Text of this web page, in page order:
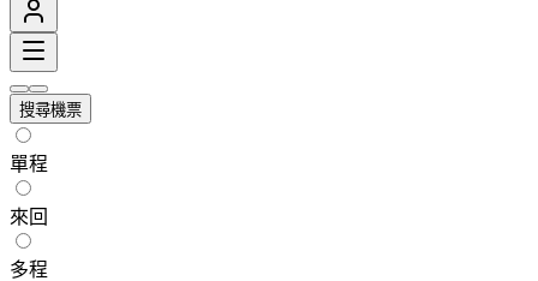
搜尋機票
單程
來回
多程